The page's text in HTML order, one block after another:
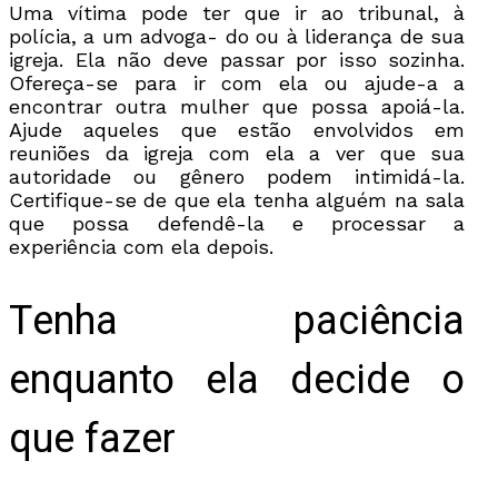
Uma vítima pode ter que ir ao tribunal, à
polícia, a um advoga- do ou à liderança de sua
igreja. Ela não deve passar por isso sozinha.
Ofereça-se para ir com ela ou ajude-a a
encontrar outra mulher que possa apoiá-la.
Ajude aqueles que estão envolvidos em
reuniões da igreja com ela a ver que sua
autoridade ou gênero podem intimidá-la.
Certifique-se de que ela tenha alguém na sala
que possa defendê-la e processar a
experiência com ela depois.
Tenha paciência
enquanto ela decide o
que fazer